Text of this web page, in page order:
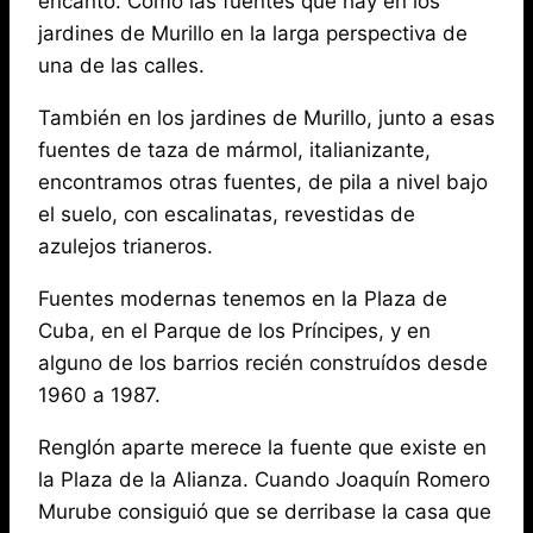
jardines de Murillo en la larga perspectiva de
una de las calles.
También en los jardines de Murillo, junto a esas
fuentes de taza de mármol, italianizante,
encontramos otras fuentes, de pila a nivel bajo
el suelo, con escalinatas, revestidas de
azulejos trianeros.
Fuentes modernas tenemos en la Plaza de
Cuba, en el Parque de los Príncipes, y en
alguno de los barrios recién construídos desde
1960 a 1987.
Renglón aparte merece la fuente que existe en
la Plaza de la Alianza. Cuando Joaquín Romero
Murube consiguió que se derribase la casa que